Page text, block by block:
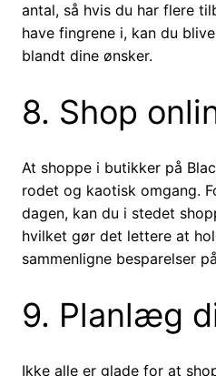
antal, så hvis du har flere
have fingrene i, kan du
blandt dine ønsker.
8. Shop
At shoppe i butikker på
rodet og kaotisk omgang.
dagen, kan du i stedet
hvilket gør det lettere at
sammenligne besparelser
9. Planlæg
Ikke alle er glade for at